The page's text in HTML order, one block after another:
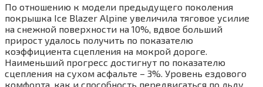
По отношению к модели предыдущего поколения
покрышка Ice Blazer Alpine увеличила тяговое усилие
на снежной поверхности на 10%, вдвое больший
прирост удалось получить по показателю
коэффициента сцепления на мокрой дороге.
Наименьший прогресс достигнут по показателю
сцепления на сухом асфальте – 3%. Уровень ездового
комфорта, как и способность передвигаться по льду,